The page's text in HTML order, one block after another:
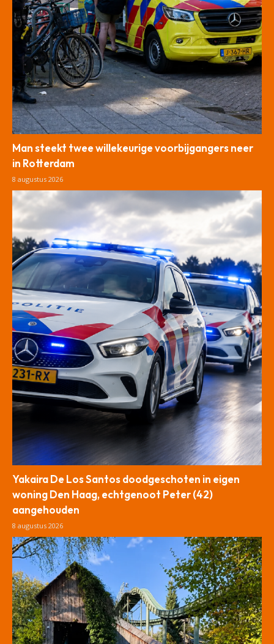
Man steekt twee willekeurige voorbijgangers neer
in Rotterdam
8 augustus 2026
Yakaira De Los Santos doodgeschoten in eigen
woning Den Haag, echtgenoot Peter (42)
aangehouden
8 augustus 2026